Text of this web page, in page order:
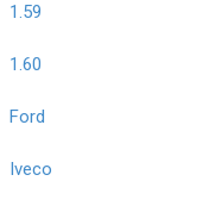
1.59
1.60
Ford
Iveco